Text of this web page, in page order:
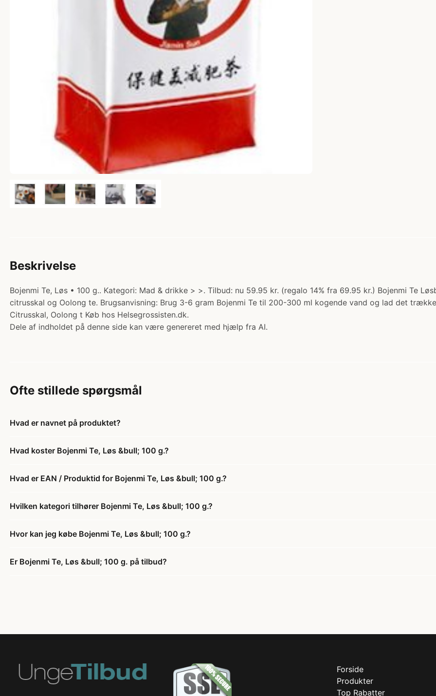
Beskrivelse
Bojenmi Te, Løs • 100 g.. Kategori: Mad & drikke > >. Tilbud: nu 59.95 kr. (regalo 14% fra 69.95 kr.) Bojenmi Te
citrusskal og Oolong te. Brugsanvisning: Brug 3-6 gram Bojenmi Te til 200-300 ml kogende vand og lad det
Citrusskal, Oolong t Køb hos Helsegrossisten.dk.
Dele af indholdet på denne side kan være genereret med hjælp fra AI.
Ofte stillede spørgsmål
Hvad er navnet på produktet?
Hvad koster Bojenmi Te, Løs &bull; 100 g.?
Hvad er EAN / Produktid for Bojenmi Te, Løs &bull; 100 g.?
Hvilken kategori tilhører Bojenmi Te, Løs &bull; 100 g.?
Hvor kan jeg købe Bojenmi Te, Løs &bull; 100 g.?
Er Bojenmi Te, Løs &bull; 100 g. på tilbud?
Forside
Produkter
Top Rabatter